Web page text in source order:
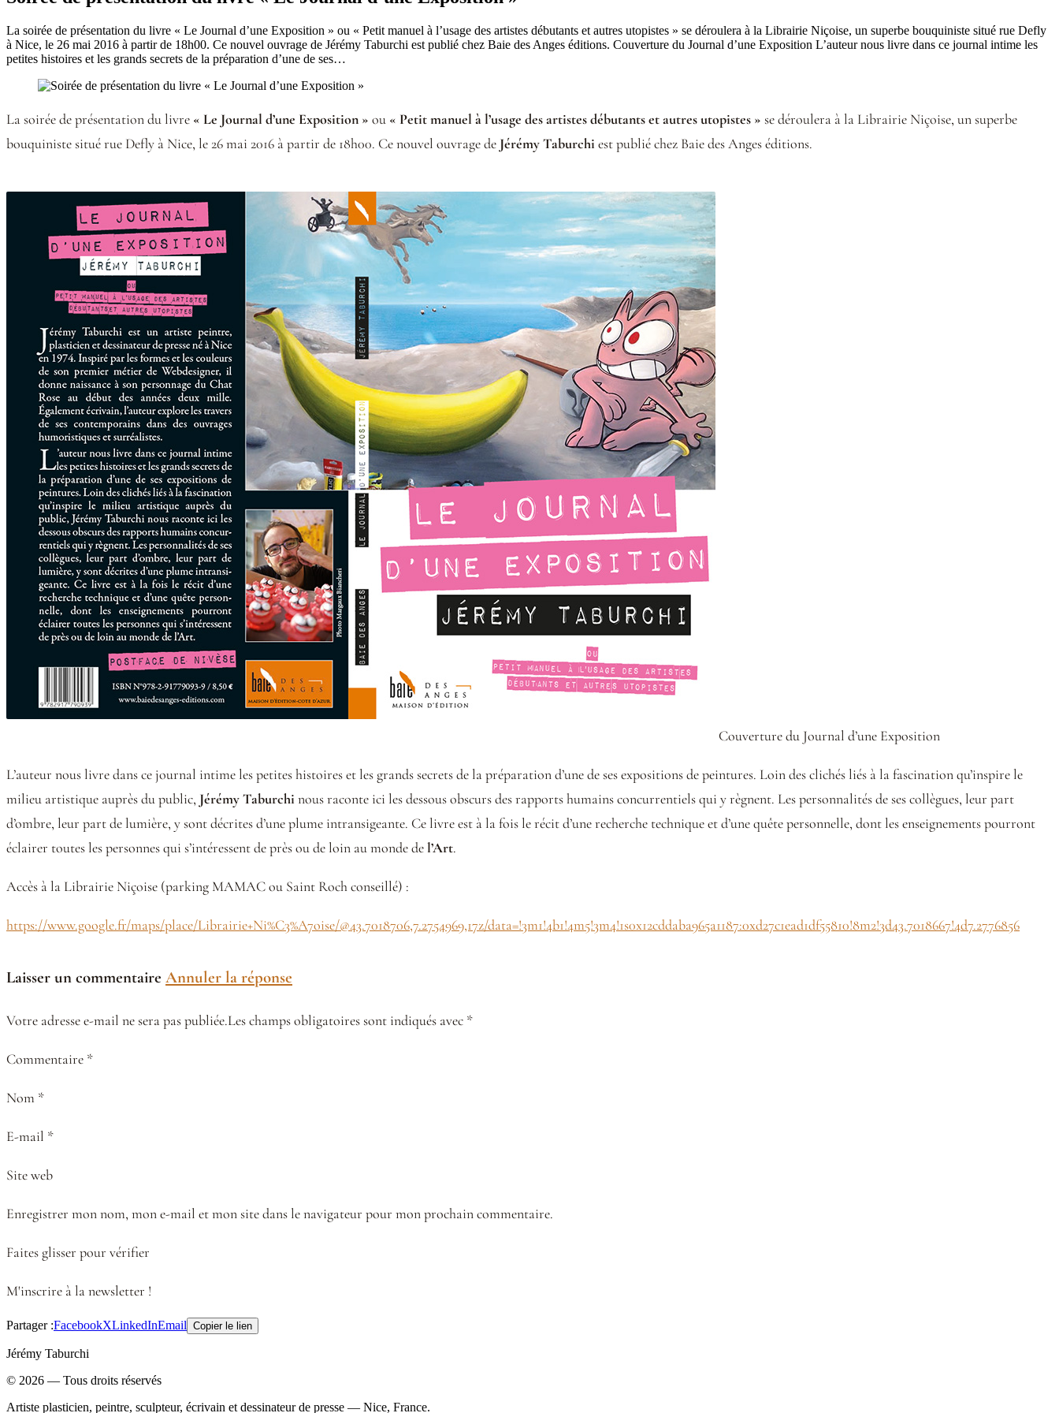
La soirée de présentation du livre « Le Journal d’une Exposition » ou « Petit manuel à l’usage des artistes débutants et autres utopistes » se déroulera à la Librairie Niçoise, un superbe bouquiniste situé rue Defly
à Nice, le 26 mai 2016 à partir de 18h00. Ce nouvel ouvrage de Jérémy Taburchi est publié chez Baie des Anges éditions. Couverture du Journal d’une Exposition L’auteur nous livre dans ce journal intime les
petites histoires et les grands secrets de la préparation d’une de ses…
La soirée de présentation du livre « Le Journal d’une Exposition » ou « Petit manuel à l’usage des artistes débutants et autres utopistes » se déroulera à la Librairie Niçoise, un superbe
bouquiniste situé rue Defly à Nice, le 26 mai 2016 à partir de 18h00. Ce nouvel ouvrage de Jérémy Taburchi est publié chez Baie des Anges éditions.
Couverture du Journal d’une Exposition
L’auteur nous livre dans ce journal intime les petites histoires et les grands secrets de la préparation d’une de ses expositions de peintures. Loin des clichés liés à la fascination qu’inspire le
milieu artistique auprès du public, Jérémy Taburchi nous raconte ici les dessous obscurs des rapports humains concurrentiels qui y règnent. Les personnalités de ses collègues, leur part
d’ombre, leur part de lumière, y sont décrites d’une plume intransigeante. Ce livre est à la fois le récit d’une recherche technique et d’une quête personnelle, dont les enseignements pourront
éclairer toutes les personnes qui s’intéressent de près ou de loin au monde del’Art.
Accès à la Librairie Niçoise (parking MAMAC ou Saint Roch conseillé) :
https://www.google.fr/maps/place/Librairie+Ni%C3%A7oise/@43.7018706,7.2754969,17z/data=!3m1!4b1!4m5!3m4!1s0x12cddaba965a1187:0xd27c1ead1df55810!8m2!3d43.7018667!4d7.2776856
Laisser un commentaire Annuler la réponse
Votre adresse e-mail ne sera pas publiée.Les champs obligatoires sont indiqués avec *
Commentaire *
Nom *
E-mail *
Site web
Enregistrer mon nom, mon e-mail et mon site dans le navigateur pour mon prochain commentaire.
Faites glisser pour vérifier
M'inscrire à la newsletter !
Partager :FacebookXLinkedInEmail Copier le lien
Jérémy Taburchi
© 2026 — Tous droits réservés
Artiste plasticien, peintre, sculpteur, écrivain et dessinateur de presse — Nice, France.